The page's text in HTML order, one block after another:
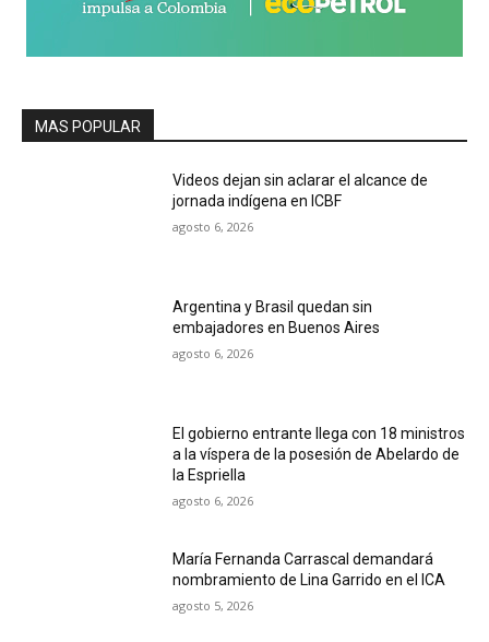
MAS POPULAR
Videos dejan sin aclarar el alcance de
jornada indígena en ICBF
agosto 6, 2026
Argentina y Brasil quedan sin
embajadores en Buenos Aires
agosto 6, 2026
El gobierno entrante llega con 18 ministros
a la víspera de la posesión de Abelardo de
la Espriella
agosto 6, 2026
María Fernanda Carrascal demandará
nombramiento de Lina Garrido en el ICA
agosto 5, 2026